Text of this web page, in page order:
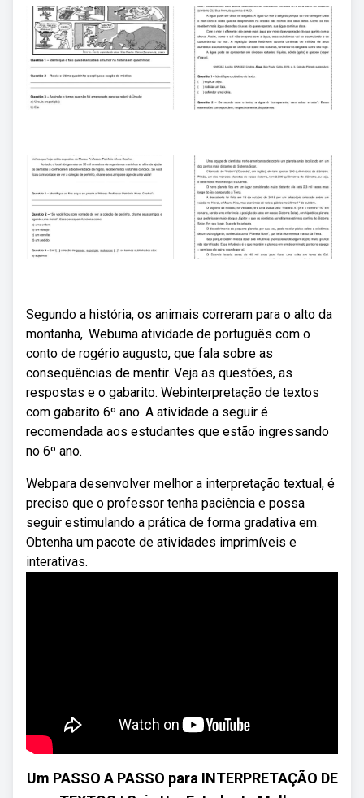
Segundo a história, os animais correram para o alto da
montanha,. Webuma atividade de português com o
conto de rogério augusto, que fala sobre as
consequências de mentir. Veja as questões, as
respostas e o gabarito. Webinterpretação de textos
com gabarito 6º ano. A atividade a seguir é
recomendada aos estudantes que estão ingressando
no 6º ano.
Webpara desenvolver melhor a interpretação textual, é
preciso que o professor tenha paciência e possa
seguir estimulando a prática de forma gradativa em.
Obtenha um pacote de atividades imprimíveis e
interativas.
Um PASSO A PASSO para INTERPRETAÇÃO DE